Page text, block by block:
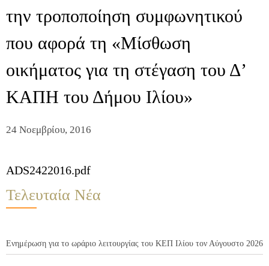
την τροποποίηση συμφωνητικού
που αφορά τη «Μίσθωση
οικήματος για τη στέγαση του Δ’
ΚΑΠΗ του Δήμου Ιλίου»
24 Νοεμβρίου, 2016
ADS2422016.pdf
Τελευταία Νέα
Ενημέρωση για το ωράριο λειτουργίας του ΚΕΠ Ιλίου τον Αύγουστο 2026